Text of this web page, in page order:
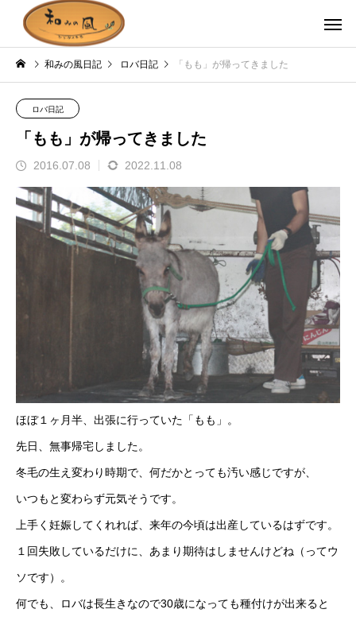
和みの風日記 ロバ日記 「もも」が帰ってきました
ロバ日記
「もも」が帰ってきました
2016.07.08 2022.11.08
ほぼ１ヶ月半、出張に行っていた「もも」。
先日、無事帰宅しました。
冬毛の生え変わり時期で、何だかとっても汚い感じですが、
いつもと変わらず元気そうです。
上手く妊娠してくれれば、来年の今頃は出産しているはずです。
１回失敗しているだけに、あまり期待はしませんけどね（ってウ
ソです）。
何でも、ロバは長生きなので30歳になっても種付けが出来ると